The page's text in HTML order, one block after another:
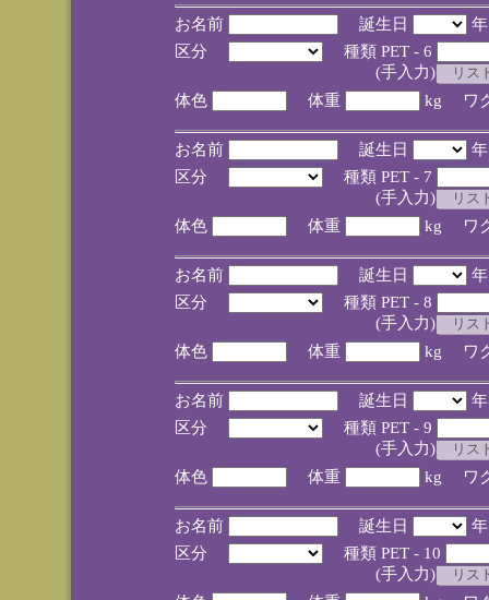
お名前 誕生日
区分
種類 PET - 6
(手入力)
体色
体重 kg ワ
お名前 誕生日
区分
種類 PET - 7
(手入力)
体色
体重 kg ワ
お名前 誕生日
区分
種類 PET - 8
(手入力)
体色
体重 kg ワ
お名前 誕生日
区分
種類 PET - 9
(手入力)
体色
体重 kg ワ
お名前 誕生日
区分
種類 PET - 10
(手入力)